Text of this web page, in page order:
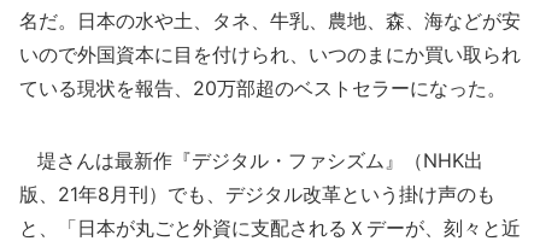
名だ。日本の水や土、タネ、牛乳、農地、森、海などが安
いので外国資本に目を付けられ、いつのまにか買い取られ
ている現状を報告、20万部超のベストセラーになった。
堤さんは最新作『デジタル・ファシズム』（NHK出
版、21年8月刊）でも、デジタル改革という掛け声のも
と、「日本が丸ごと外資に支配されるＸデーが、刻々と近